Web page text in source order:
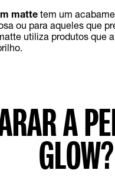
matte tem um
ou para aqueles que
utiliza produtos que
A
GLOW?